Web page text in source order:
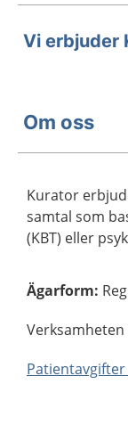
Vi erbjuder
Om oss
Kurator
samtal som
(KBT) eller
Ägarform: